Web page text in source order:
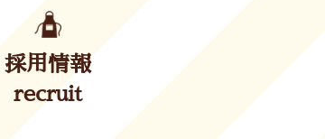
採用情報
recruit